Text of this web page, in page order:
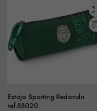
Estojo Sporting Redondo
ref.88020